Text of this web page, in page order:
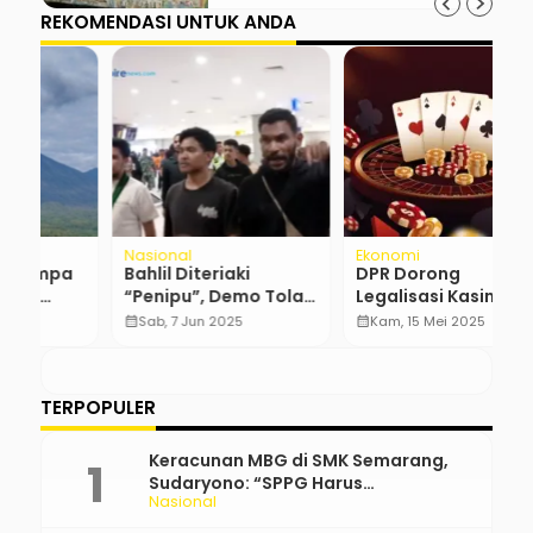
REKOMENDASI UNTUK ANDA
Bahlil Diteriaki
“Penipu”, Demo Tolak
Tambang Nikel
Sab, 7 Jun 2025
DPR Dorong
Legalisasi Kasino
sebagai Sumber Baru
Kam, 15 Mei 2025
TERPOPULER
Nasional
Keracunan MBG di SMK Semarang,
Sudaryono: “SPPG Harus
Bertanggung Jawab!”